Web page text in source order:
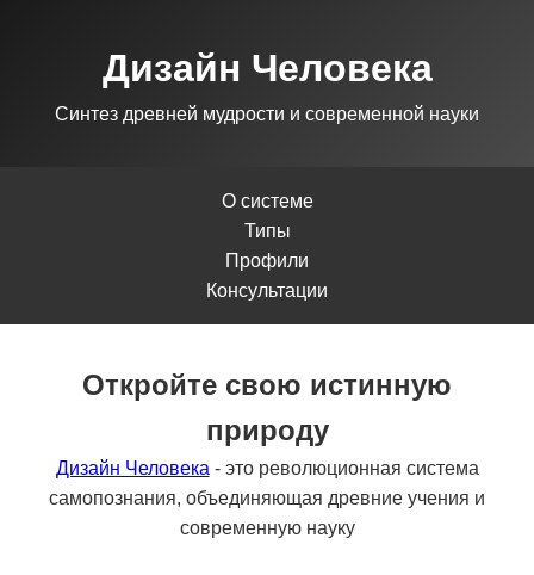
Дизайн Человека
Синтез древней мудрости и современной науки
О системе
Типы
Профили
Консультации
Откройте свою истинную
природу
Дизайн Человека - это революционная система
самопознания, объединяющая древние учения и
современную науку